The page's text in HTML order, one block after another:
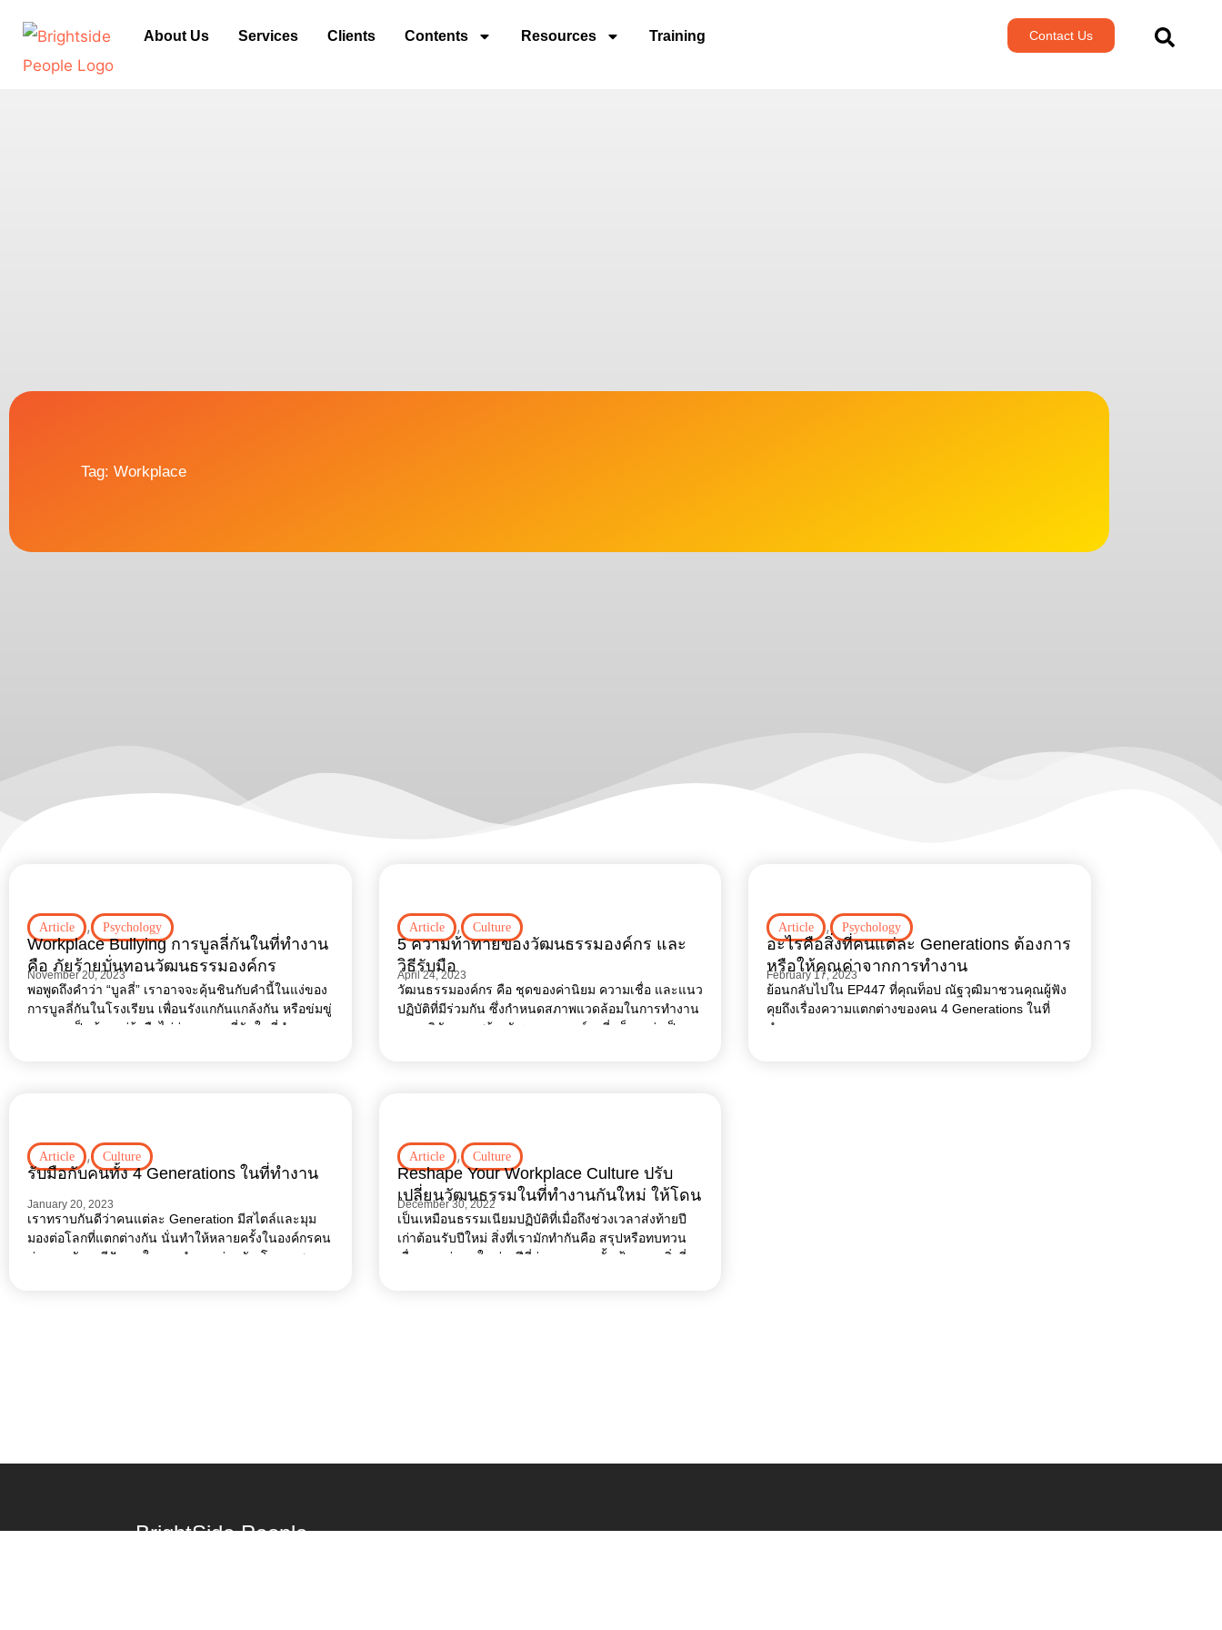
content
About Us Services Clients Contents Resources Training Contact Us
Tag: Workplace
Article , Psychology
Workplace Bullying การบูลลี่กันในที่ทำงาน
คือ ภัยร้ายบั่นทอนวัฒนธรรมองค์กร
November 20, 2023
พอพูดถึงคำว่า “บูลลี่” เราอาจจะคุ้นชินกับคำนี้ในแง่ของ
การบูลลี่กันในโรงเรียน เพื่อนรังแกกันแกล้งกัน หรือข่มขู่
คุกคาม เป็นต้น แต่รู้หรือไม่ว่า การบูลลี่กันในที่ทำงาน
Article , Culture
5 ความท้าทายของวัฒนธรรมองค์กร และ
วิธีรับมือ
April 24, 2023
วัฒนธรรมองค์กร คือ ชุดของค่านิยม ความเชื่อ และแนว
ปฏิบัติที่มีร่วมกัน ซึ่งกำหนดสภาพแวดล้อมในการทำงาน
ของบริษัท การสร้างวัฒนธรรมองค์กรที่แข็งแกร่งเป็น
Article , Psychology
อะไรคือสิ่งที่คนแต่ละ Generations ต้องการ
หรือให้คุณค่าจากการทำงาน
February 17, 2023
ย้อนกลับไปใน EP447 ที่คุณท็อป ณัฐวุฒิมาชวนคุณผู้ฟัง
คุยถึงเรื่องความแตกต่างของคน 4 Generations ในที่
ทำงาน และ
Article , Culture
รับมือกับคนทั้ง 4 Generations ในที่ทำงาน
January 20, 2023
เราทราบกันดีว่าคนแต่ละ Generation มีสไตล์และมุม
มองต่อโลกที่แตกต่างกัน นั่นทำให้หลายครั้งในองค์กรคน
ต่างเจนมักจะมีปัญหาในการทำงานร่วมกัน โดยเฉพาะ
Article , Culture
Reshape Your Workplace Culture ปรับ
เปลี่ยนวัฒนธรรมในที่ทำงานกันใหม่ ให้โดน
ใจคนทั้งองค์กร
December 30, 2022
เป็นเหมือนธรรมเนียมปฏิบัติที่เมื่อถึงช่วงเวลาส่งท้ายปี
เก่าต้อนรับปีใหม่ สิ่งที่เรามักทำกันคือ สรุปหรือทบทวน
เรื่องราวต่างๆ ในช่วงปีที่ผ่านมา และตั้งเป้าหมายสิ่งที่
BrightSide People Home Free Tools